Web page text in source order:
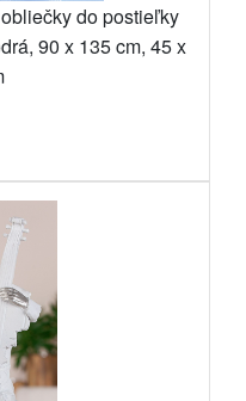
do postieľky
90 x 135 cm, 45 x